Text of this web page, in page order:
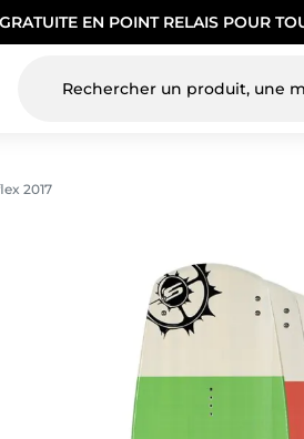
EN POINT RELAIS POUR
2017